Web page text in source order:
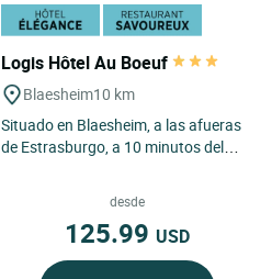
Logis Hôtel Au Boeuf
Blaesheim10 km
Situado en Blaesheim, a las afueras
de Estrasburgo, a 10 minutos del
desde
125.99 USD